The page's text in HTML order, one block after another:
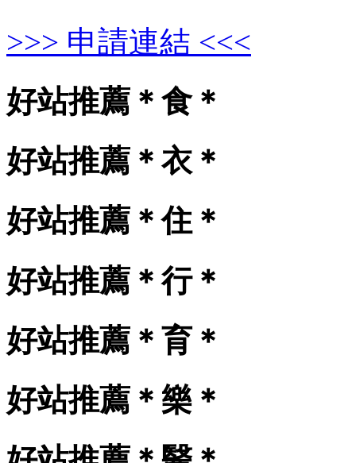
>>> 申請連結 <<<
好站推薦＊食＊
好站推薦＊衣＊
好站推薦＊住＊
好站推薦＊行＊
好站推薦＊育＊
好站推薦＊樂＊